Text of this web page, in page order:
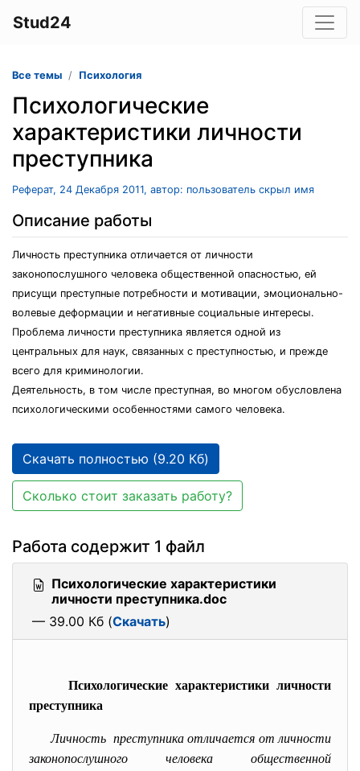
Stud24
Все темы Психология
Психологические
характеристики личности
преступника
Реферат, 24 Декабря 2011, автор: пользователь скрыл имя
Описание работы
Личность преступника отличается от личности
законопослушного человека общественной опасностью, ей
присущи преступные потребности и мотивации, эмоционально-
волевые деформации и негативные социальные интересы.
Проблема личности преступника является одной из
центральных для наук, связанных с преступностью, и прежде
всего для криминологии.
Деятельность, в том числе преступная, во многом обусловлена
психологическими особенностями самого человека.
Скачать полностью (9.20 Кб)
Сколько стоит заказать работу?
Работа содержит 1 файл
Психологические характеристики
личности преступника.doc
— 39.00 Кб (Скачать)
Психологические характеристики личности
преступника
Личность преступника отличается от личности
законопослушного человека общественной